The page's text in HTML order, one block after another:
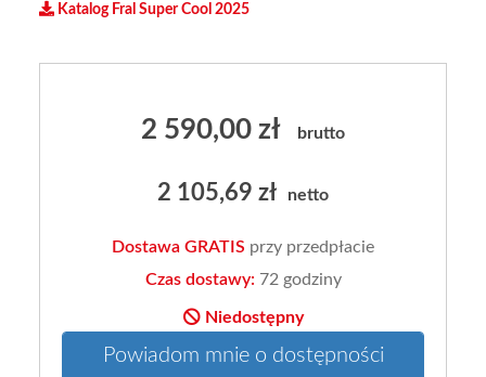
Katalog Fral Super Cool 2025
2 590,00 zł
2 105,69 zł netto
Dostawa GRATIS przy przedpłacie
Czas dostawy: 72 godziny
Niedostępny
Powiadom mnie o dostępności